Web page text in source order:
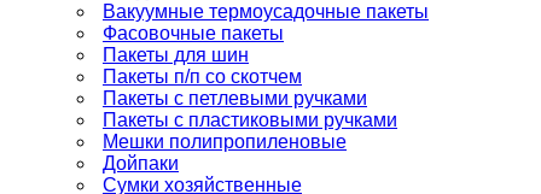
Вакуумные термоусадочные пакеты
Фасовочные пакеты
Пакеты для шин
Пакеты п/п со скотчем
Пакеты с петлевыми ручками
Пакеты с пластиковыми ручками
Мешки полипропиленовые
Дойпаки
Сумки хозяйственные